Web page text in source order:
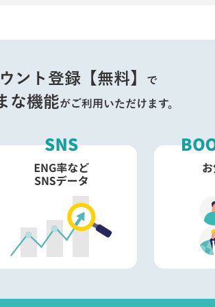
ント登録【無料】 で
な機能がご利用いただけます。